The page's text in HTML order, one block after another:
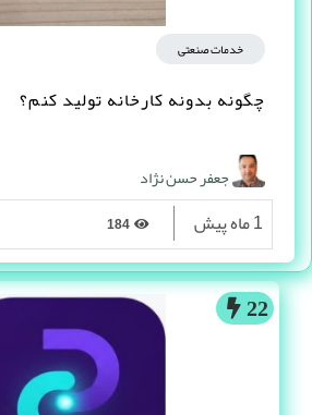
22
خدمات صنعتی
چگونه بدونه کارخانه تولید کنم؟
جعفر حسن نژاد
1 ماه پیش